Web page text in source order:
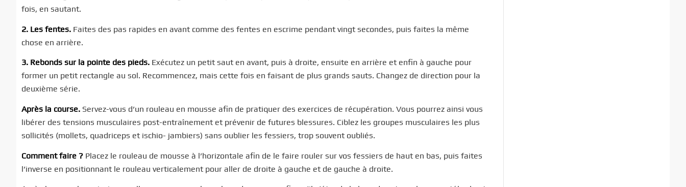
fois, en sautant.
2. Les fentes. Faites des pas rapides en avant comme des fentes en escrime pendant vingt secondes, puis faites la même
chose en arrière.
3. Rebonds sur la pointe des pieds. Exécutez un petit saut en avant, puis à droite, ensuite en arrière et enfin à gauche pour
former un petit rectangle au sol. Recommencez, mais cette fois en faisant de plus grands sauts. Changez de direction pour la
deuxième série.
Après la course. Servez-vous d’un rouleau en mousse afin de pratiquer des exercices de récupération. Vous pourrez ainsi vous
libérer des tensions musculaires post-entraînement et prévenir de futures blessures. Ciblez les groupes musculaires les plus
sollicités (mollets, quadriceps et ischio- jambiers) sans oublier les fessiers, trop souvent oubliés.
Comment faire ? Placez le rouleau de mousse à l’horizontale afin de le faire rouler sur vos fessiers de haut en bas, puis faites
l’inverse en positionnant le rouleau verticalement pour aller de droite à gauche et de gauche à droite.